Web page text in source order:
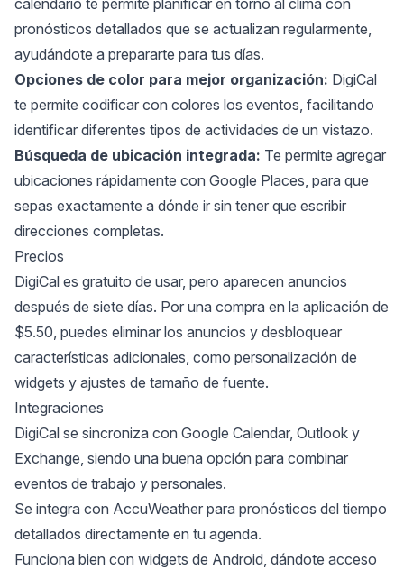
calendario te permite planificar en torno al clima con
pronósticos detallados que se actualizan regularmente,
ayudándote a prepararte para tus días.
Opciones de color para mejor organización: DigiCal
te permite codificar con colores los eventos, facilitando
identificar diferentes tipos de actividades de un vistazo.
Búsqueda de ubicación integrada: Te permite agregar
ubicaciones rápidamente con Google Places, para que
sepas exactamente a dónde ir sin tener que escribir
direcciones completas.
Precios
DigiCal es gratuito de usar, pero aparecen anuncios
después de siete días. Por una compra en la aplicación de
$5.50, puedes eliminar los anuncios y desbloquear
características adicionales, como personalización de
widgets y ajustes de tamaño de fuente.
Integraciones
DigiCal se sincroniza con Google Calendar, Outlook y
Exchange, siendo una buena opción para combinar
eventos de trabajo y personales.
Se integra con AccuWeather para pronósticos del tiempo
detallados directamente en tu agenda.
Funciona bien con widgets de Android, dándote acceso